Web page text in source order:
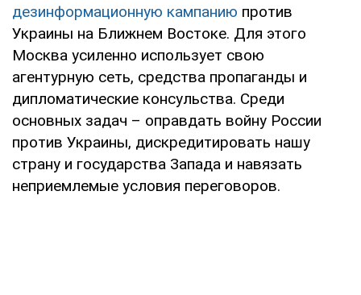
дезинформационную кампанию против
Украины на Ближнем Востоке. Для этого
Москва усиленно использует свою
агентурную сеть, средства пропаганды и
дипломатические консульства. Среди
основных задач – оправдать войну России
против Украины, дискредитировать нашу
страну и государства Запада и навязать
неприемлемые условия переговоров.